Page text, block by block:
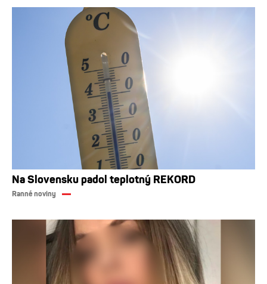
Na Slovensku padol teplotný REKORD
Ranné noviny